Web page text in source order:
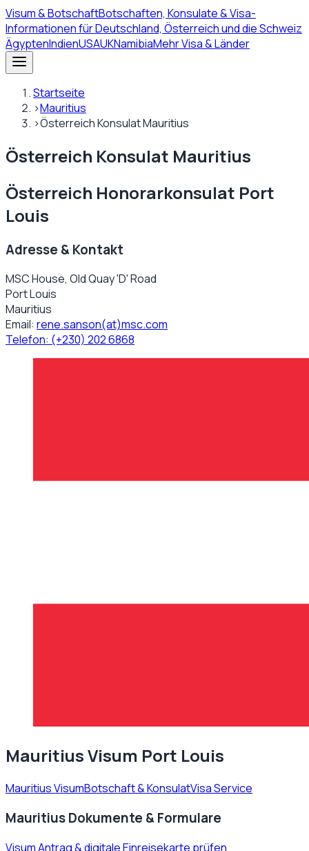
Visum& BotschaftBotschaften, Konsulate & Visa-
Informationen für Deutschland, Österreich und die Schweiz
ÄgyptenIndienUSAUKNamibiaMehr Visa & Länder
Startseite
›Mauritius
›Österreich Konsulat Mauritius
Österreich Konsulat Mauritius
Österreich Honorarkonsulat Port
Louis
Adresse & Kontakt
MSC House, Old Quay 'D' Road
Port Louis
Mauritius
Email: rene.sanson(at)msc.com
Telefon: (+230) 202 6868
Mauritius Visum Port Louis
Mauritius VisumBotschaft & KonsulatVisa Service
Mauritius Dokumente & Formulare
Visum Antrag & digitale Einreisekarte prüfen